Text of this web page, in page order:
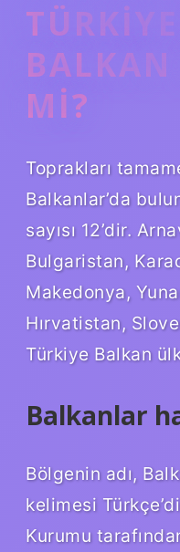
TÜRKIYE
BALKAN
MI?
Toprakları
Balkanlar’da
sayısı 12’dir.
Bulgaristan,
Makedonya,
Hırvatistan,
Türkiye Balkan
Balkanlar
Bölgenin adı,
kelimesi
Kurumu